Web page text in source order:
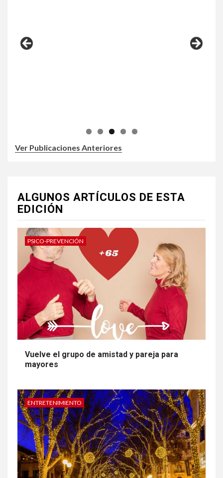
Ver Publicaciones Anteriores
ALGUNOS ARTÍCULOS DE ESTA
EDICIÓN
PSICO-PREVENCIÓN
Vuelve el grupo de amistad y pareja para
mayores
ENTRETENIMIENTO